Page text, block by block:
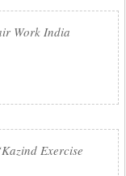
Work India
Exercise